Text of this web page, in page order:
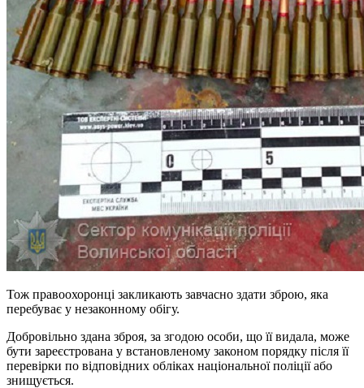
Тож правоохоронці закликають завчасно здати зброю, яка
перебуває у незаконному обігу.
Добровільно здана зброя, за згодою особи, що її видала, може
бути зареєстрована у встановленому законом порядку після її
перевірки по відповідних обліках національної поліції або
знищується.